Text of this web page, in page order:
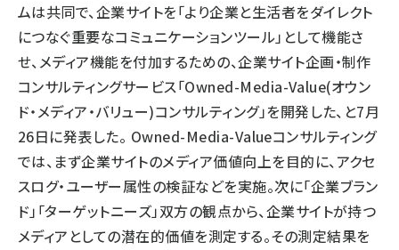
ムは共同で、企業サイトを「より企業と生活者をダイレクト
につなぐ重要なコミュニケーションツール」として機能さ
せ、メディア機能を付加するための、企業サイト企画・制作
コンサルティングサービス「Owned-Media-Value(オウン
ド・メディア・バリュー)コンサルティング」を開発した、と7月
26日に発表した。 Owned-Media-Valueコンサルティング
では、まず企業サイトのメディア価値向上を目的に、アクセ
スログ・ユーザー属性の検証などを実施。次に「企業ブラン
ド」「ターゲットニーズ」双方の観点から、企業サイトが持つ
メディアとしての潜在的価値を測定する。その測定結果を